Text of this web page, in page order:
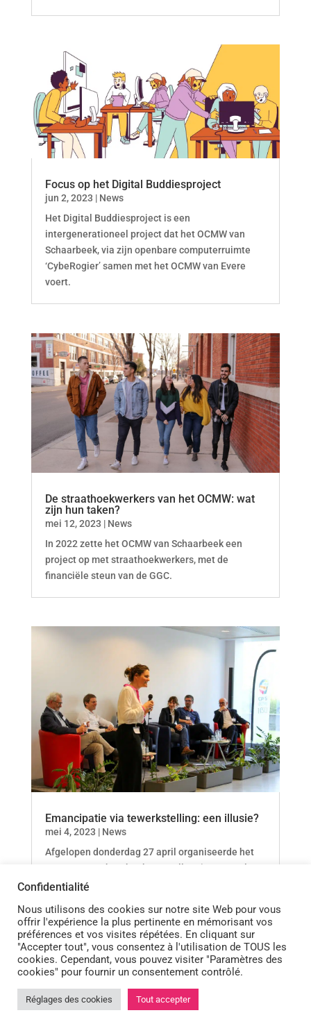
Focus op het Digital Buddiesproject
jun 2, 2023 | News
Het Digital Buddiesproject is een
intergenerationeel project dat het OCMW van
Schaarbeek, via zijn openbare computerruimte
‘CybeRogier’ samen met het OCMW van Evere
voert.
De straathoekwerkers van het OCMW: wat
zijn hun taken?
mei 12, 2023 | News
In 2022 zette het OCMW van Schaarbeek een
project op met straathoekwerkers, met de
financiële steun van de GGC.
Emancipatie via tewerkstelling: een illusie?
mei 4, 2023 | News
Afgelopen donderdag 27 april organiseerde het
OCMW van Schaarbeek een colloquium met als
thema ‘de werkloosheidsval’.
 
Confidentialité
Nous utilisons des cookies sur notre site Web pour vous
offrir l'expérience la plus pertinente en mémorisant vos
préférences et vos visites répétées. En cliquant sur
"Accepter tout", vous consentez à l'utilisation de TOUS les
cookies. Cependant, vous pouvez visiter "Paramètres des
cookies" pour fournir un consentement contrôlé.
Réglages des cookies Tout accepter